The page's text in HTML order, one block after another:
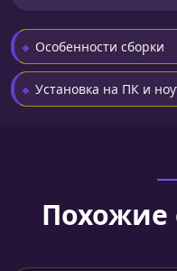
Особенности сборки
Установка на ПК и
Похожие